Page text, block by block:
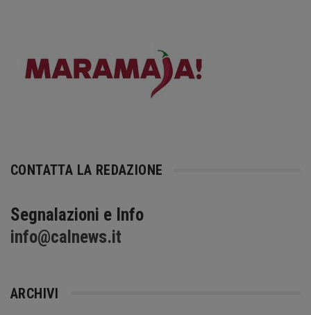
CONTATTA LA REDAZIONE
Segnalazioni e Info
info@calnews.it
ARCHIVI